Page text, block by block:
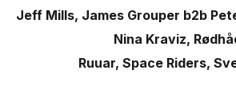
Jeff Mills, James Grouper b2b
Nina Kraviz,
Ruuar, Space Riders,